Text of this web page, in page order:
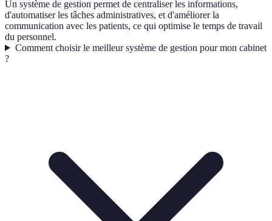
Un système de gestion permet de centraliser les informations,
d'automatiser les tâches administratives, et d'améliorer la
communication avec les patients, ce qui optimise le temps de travail
du personnel.
Comment choisir le meilleur système de gestion pour mon cabinet
?